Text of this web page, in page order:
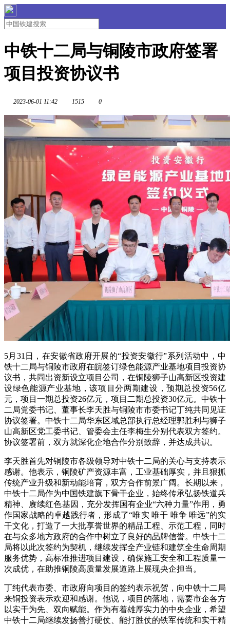
中铁十二局与铜陵市政府签署
项目投资协议书
2023-06-01 11:42 1515 0
5月31日，在安徽省政府开展的“投资安徽行”系列活动中，中
铁十二局与铜陵市政府在皖签订绿色能源产业基地项目投资协
议书，共同出资新设立项目公司，在铜陵狮子山高新区投资建
设绿色能源产业基地，该项目分两期建设，预期总投资56亿
元，项目一期总投资26亿元，项目二期总投资30亿元。中铁十
二局党委书记、董事长李天胜与铜陵市市委书记丁纯共同见证
协议签署。中铁十二局华东区域总部执行总经理郭胜利与狮子
山高新区党工委书记、管委会主任李梅生分别代表双方签约。
协议签署前，双方就深化企地合作分别致辞，并达成共识。
李天胜首先对铜陵市各级领导对中铁十二局的关心与支持表示
感谢。他表示，铜陵矿产资源丰富，工业基础厚实，并且狠抓
传统产业升级和新动能培育，双方合作前景广阔。长期以来，
中铁十二局作为中国铁建旗下骨干企业，始终传承弘扬铁道兵
精神、赓续红色基因，充分发挥国有企业“六种力量”作用，勇
作国家战略的卓越践行者，形成了“唯实 唯干 唯争 唯远”的实
干文化，打造了一大批享誉世界的精品工程、示范工程，同时
在与众多地方政府的合作中树立了良好的品牌信誉。中铁十二
局将以此次签约为契机，继续发挥全产业链和建筑全生命周期
服务优势，高标准推进项目建设，确保施工安全和工程质量一
次成优，在助推铜陵高质量发展道路上展现央企担当。
丁纯代表市委、市政府向项目的签约表示祝贺，向中铁十二局
来铜投资表示欢迎和感谢。他说，项目的落地，需要市企各方
以实干为先、双向赋能。作为有着雄厚实力的中央企业，希望
中铁十二局继续发扬善打硬仗、能打胜仗的铁军传统和实干精